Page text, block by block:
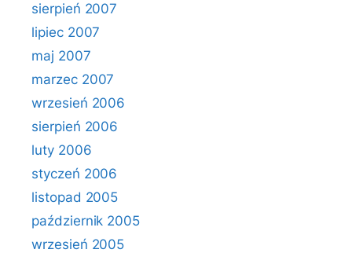
sierpień 2007
lipiec 2007
maj 2007
marzec 2007
wrzesień 2006
sierpień 2006
luty 2006
styczeń 2006
listopad 2005
październik 2005
wrzesień 2005